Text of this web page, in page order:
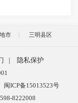
市 三明县区
隐私保护
闽ICP备15013523号
8222008